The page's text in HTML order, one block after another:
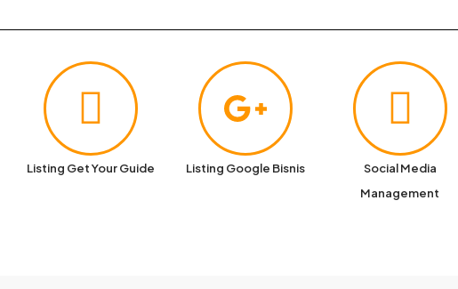
Listing Get Your Guide Listing Google Bisnis
Social Media
Management